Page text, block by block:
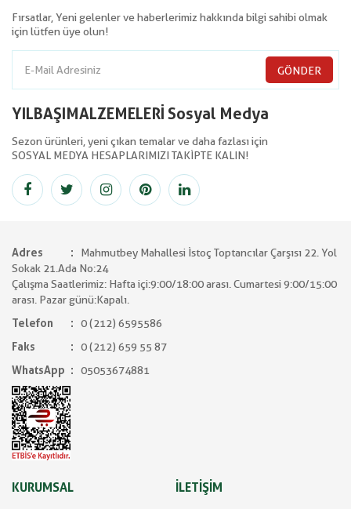
Fırsatlar, Yeni gelenler ve haberlerimiz hakkında bilgi sahibi olmak
için lütfen üye olun!
GÖNDER
YILBAŞIMALZEMELERİ Sosyal Medya
Sezon ürünleri, yeni çıkan temalar ve daha fazlası için
SOSYAL MEDYA HESAPLARIMIZI TAKİPTE KALIN!
Adres
Mahmutbey Mahallesi İstoç Toptancılar Çarşısı 22. Yol
Sokak 21.Ada No:24
Çalışma Saatlerimiz: Hafta içi:9:00/18:00 arası. Cumartesi 9:00/15:00
arası. Pazar günü:Kapalı.
Telefon
0 (212) 6595586
Faks
0 (212) 659 55 87
WhatsApp
05053674881
KURUMSAL İLETİŞİM